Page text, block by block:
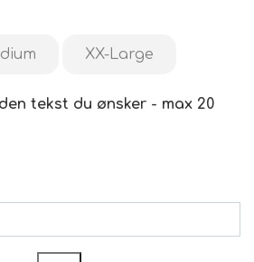
og ryglommer giver
til større motivationslegetøj
åndbart materiale.
forbedrer synligheden
XX-Large
tekst du ønsker - max 20